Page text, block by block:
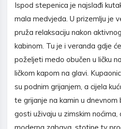
Ispod stepenica je najslađi
mala medvjeda. U prizemlju je
pruža relaksaciju nakon
kabinom. Tu je i veranda gdje
poželjeti medo obučen u ličku
ličkom kapom na glavi.
su podnim grijanjem, a cijela
te grijanje na kamin u dnevnom
gosti uživaju u zimskim noćima,